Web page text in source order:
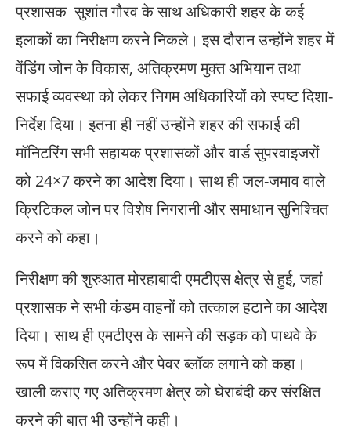
प्रशासक सुशांत गौरव के साथ अधिकारी शहर के कई
इलाकों का निरीक्षण करने निकले। इस दौरान उन्होंने शहर में
वेंडिंग जोन के विकास, अतिक्रमण मुक्त अभियान तथा
सफाई व्यवस्था को लेकर निगम अधिकारियों को स्पष्ट दिशा-
निर्देश दिया। इतना ही नहीं उन्होंने शहर की सफाई की
मॉनिटरिंग सभी सहायक प्रशासकों और वार्ड सुपरवाइजरों
को 24×7 करने का आदेश दिया। साथ ही जल-जमाव वाले
क्रिटिकल जोन पर विशेष निगरानी और समाधान सुनिश्चित
करने को कहा।
निरीक्षण की शुरुआत मोरहाबादी एमटीएस क्षेत्र से हुई, जहां
प्रशासक ने सभी कंडम वाहनों को तत्काल हटाने का आदेश
दिया। साथ ही एमटीएस के सामने की सड़क को पाथवे के
रूप में विकसित करने और पेवर ब्लॉक लगाने को कहा।
खाली कराए गए अतिक्रमण क्षेत्र को घेराबंदी कर संरक्षित
करने की बात भी उन्होंने कही।